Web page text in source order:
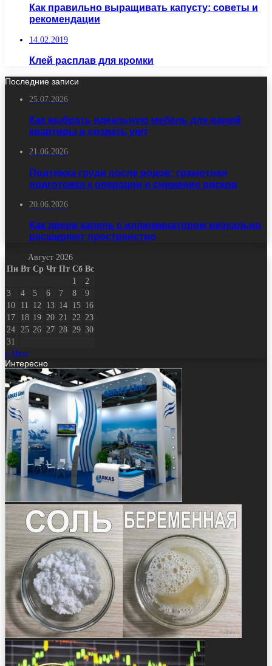
Как правильно выращивать капусту: советы и
рекомендации
14.02.2019
Клей расплав для кромки
Последние записи
25.07.2026
Как выбрать идеальную мебель для вашей
квартиры и создать уют
21.06.2026
Подтяжка груди после родов: грамотная
подготовка к операции и снижение рисков
20.06.2026
Как двери капель с иллюминатором визуально
расширяют пространство
Август 2026
Пн Вт Ср Чт Пт Сб Вс
1
2
3
4 5 6 7 8
9
10
11 12 13 14 15 16
17
18 19 20 21 22 23
24
25 26 27 28 29 30
31
« Июл
Интересно